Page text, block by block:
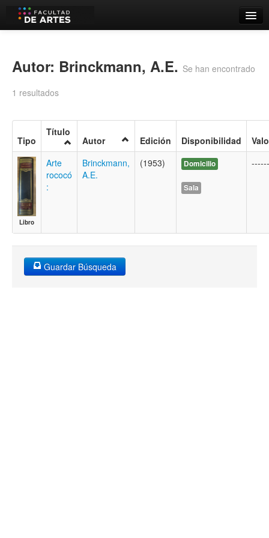
Búsqueda Avanzada
Contacto
Iniciar sesión
Autor: Brinckmann, A.E. Se han encontrado
1 resultados
Tipo
Título
Autor Edición Disponibilidad
Libro
Arte
rococó
:
Brinckmann,
A.E.
(1953) Domicilio
Sala
Guardar Búsqueda